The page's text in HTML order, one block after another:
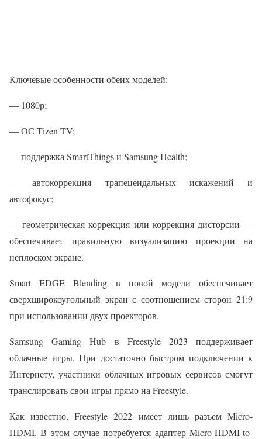
Ключевые особенности обеих моделей:
— 1080p;
— ОС Tizen TV;
— поддержка SmartThings и Samsung Health;
— автокоррекция трапецеидальных искажений и
автофокус;
— геометрическая коррекция или коррекция дисторсии —
обеспечивает правильную визуализацию проекции на
неплоском экране.
Smart EDGE Blending в новой модели обеспечивает
сверхширокоугольный экран с соотношением сторон 21:9
при использовании двух проекторов.
Samsung Gaming Hub в Freestyle 2023 поддерживает
облачные игры. При достаточно быстром подключении к
Интернету, участники облачных игровых сервисов смогут
транслировать свои игры прямо на Freestyle.
Как известно, Freestyle 2022 имеет лишь разъем Micro-
HDMI. В этом случае потребуется адаптер Micro-HDMI-to-